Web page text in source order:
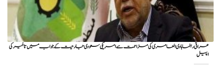
عراقی رہنما ہادی العامری کی مزاحمت سے امریکی سعودی جارحیت کے جواب میں تاخیر کی
اپیل